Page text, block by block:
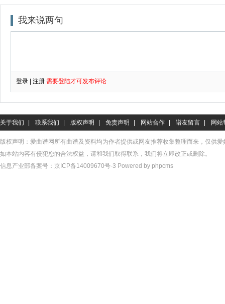
关于我们 联系我们 版权声明 免责声明 网站合作 谱友留言 网站
版权声明：爱曲谱网所有曲谱及资料均为作者提供或网友推荐收集整理而来，仅供
如本站内容有侵犯您的合法权益，请和我们取得联系，我们将立即改正或删除。
信息产业部备案号： 京ICP备14009670号-3 Powered by phpcms